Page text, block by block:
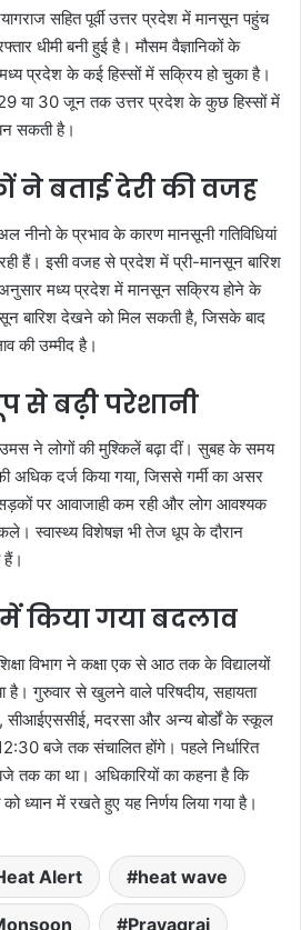
सहित पूर्वी उत्तर प्रदेश में मानसून पहुंच
धीमी बनी हुई है। मौसम वैज्ञानिकों के
प्रदेश के कई हिस्सों में सक्रिय हो चुका है।
29 या 30 जून तक उत्तर प्रदेश के कुछ हिस्सों में
सकती है।
ने बताई देरी की वजह
नीनो के प्रभाव के कारण मानसूनी गतिविधियां
हैं। इसी वजह से प्रदेश में प्री-मानसून बारिश
अनुसार मध्य प्रदेश में मानसून सक्रिय होने के
बारिश देखने को मिल सकती है, जिसके बाद
की उम्मीद है।
बढ़ी परेशानी
ने लोगों की मुश्किलें बढ़ा दीं। सुबह के समय
अधिक दर्ज किया गया, जिससे गर्मी का असर
पर आवाजाही कम रही और लोग आवश्यक
स्वास्थ्य विशेषज्ञ भी तेज धूप के दौरान
हैं।
किया गया बदलाव
विभाग ने कक्षा एक से आठ तक के विद्यालयों
गुरुवार से खुलने वाले परिषदीय, सहायता
सीआईएससीई, मदरसा और अन्य बोर्डों के स्कूल
बजे तक संचालित होंगे। पहले निर्धारित
का था। अधिकारियों का कहना है कि
को ध्यान में रखते हुए यह निर्णय लिया गया है।
Alert heat wave
Prayagraj